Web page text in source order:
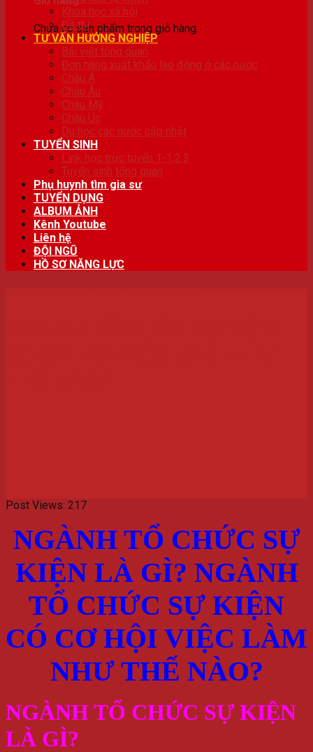
Chưa có sản phẩm trong giỏ hàng.
Khoa học xã hội
Đề thi
TƯ VẤN HƯỚNG NGHIỆP
Bài viêt tổng quan
Đơn hàng xuất khẩu lao động ở các nước
Châu Á
Châu Âu
Châu Mỹ
Châu Úc
Du học các nước cập nhật
TUYỂN SINH
Link học trực tuyến 1-1,2,3
Tuyển sinh tổng quan
Phụ huynh tìm gia sư
TUYỂN DỤNG
ALBUM ẢNH
Kênh Youtube
Liên hệ
ĐỘI NGŨ
HỒ SƠ NĂNG LỰC
Post Views: 217
NGÀNH TỔ CHỨC SỰ
KIỆN LÀ GÌ? NGÀNH
TỔ CHỨC SỰ KIỆN
CÓ CƠ HỘI VIỆC LÀM
NHƯ THẾ NÀO?
NGÀNH TỔ CHỨC SỰ KIỆN
LÀ GÌ?